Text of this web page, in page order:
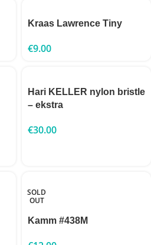
Kraas Lawrence Tiny
€9.00
Hari KELLER nylon bristle
– ekstra
€30.00
SOLD
OUT
Kamm #438M